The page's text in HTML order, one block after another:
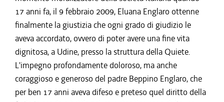
17 anni fa, il 9 febbraio 2009, Eluana Englaro ottenne
finalmente la giustizia che ogni grado di giudizio le
aveva accordato, ovvero di poter avere una fine vita
dignitosa, a Udine, presso la struttura della Quiete.
L'impegno profondamente doloroso, ma anche
coraggioso e generoso del padre Beppino Englaro, che
per ben 17 anni aveva difeso e preteso quel diritto della